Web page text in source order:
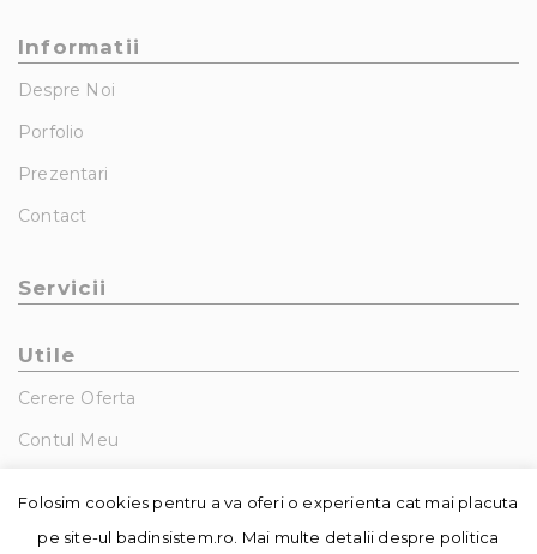
Informatii
Despre Noi
Porfolio
Prezentari
Contact
Servicii
Utile
Cerere Oferta
Contul Meu
Folosim cookies pentru a va oferi o experienta cat mai placuta
pe site-ul badinsistem.ro. Mai multe detalii despre politica